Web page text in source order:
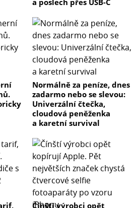
fyziologické regulace
S501/S301 rovněž obsahují na
regulátor hlasitosti s
korekcí, kterým je možné
obvodů nastavit
na vysoké a nízké frekvence
regulace je oddělena od
a poskytuje plný zvukový
hlasitosti.
televizor anebo Blu-ray
a poslech přes USB-C
Normálně za peníze, dnes
zadarmo nebo se slevou:
Univerzální čtečka,
cloudová peněženka
a karetní survival
Čínští výrobci opět